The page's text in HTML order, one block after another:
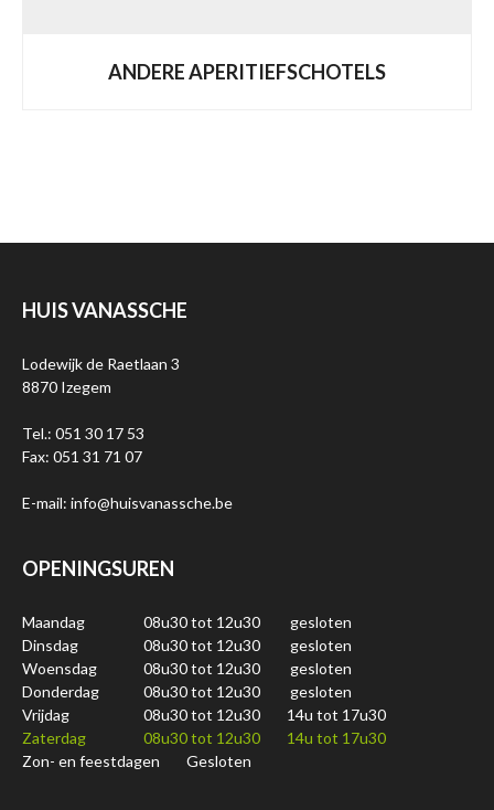
ANDERE APERITIEFSCHOTELS
HUIS VANASSCHE
Lodewijk de Raetlaan 3
8870 Izegem
Tel.: 051 30 17 53
Fax: 051 31 71 07
E-mail: info@huisvanassche.be
OPENINGSUREN
Maandag 08u30 tot 12u30
gesloten
Dinsdag
08u30 tot 12u30
gesloten
Woensdag
08u30 tot 12u30
gesloten
Donderdag
08u30 tot 12u30
gesloten
Vrijdag
08u30 tot 12u30
14u tot 17u30
Zaterdag
08u30 tot 12u30
14u tot 17u30
Zon- en feestdagen
Gesloten